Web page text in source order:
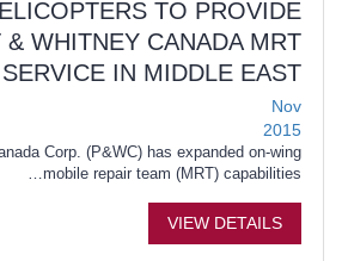
TO PROVIDE
& WHITNEY CANADA MRT
SERVICE IN MIDDLE EAST
Nov
2015
Corp. (P&WC) has expanded on-wing
mobile repair team (MRT) capabilities…
VIEW DETAILS